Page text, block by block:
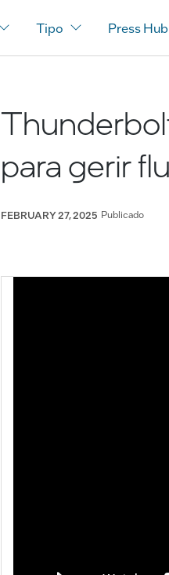
Tipo Press Hub
para gerir
FEBRUARY 27, 2025 Publicado